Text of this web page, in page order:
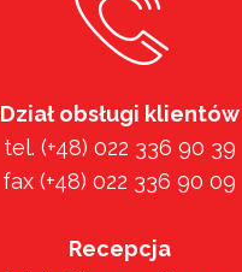
Dział obsługi klientów
tel. (+48) 022 336 90 39
fax (+48) 022 336 90 09
Recepcja